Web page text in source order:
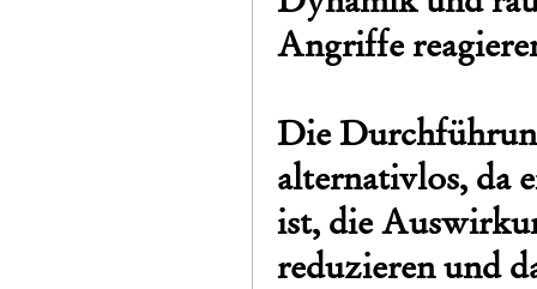
Angriffe
Die
alternativlos, da
ist, die
reduzieren und